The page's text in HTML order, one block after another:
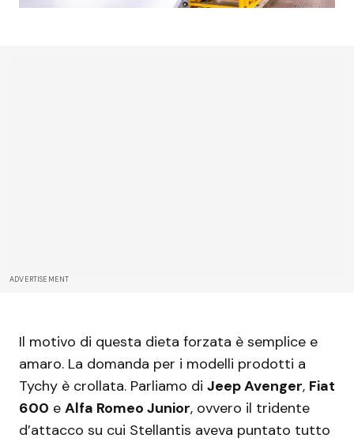
ADVERTISEMENT
Il motivo di questa dieta forzata è semplice e
amaro. La domanda per i modelli prodotti a
Tychy è crollata. Parliamo di Jeep Avenger, Fiat
600 e Alfa Romeo Junior, ovvero il tridente
d’attacco su cui Stellantis aveva puntato tutto